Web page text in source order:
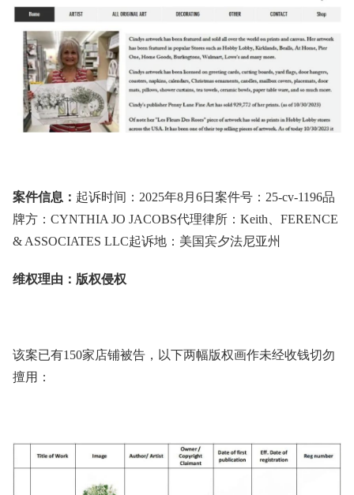
案件信息： 起诉时间：2025年8月 6日 案件号：25-cv-1196品
牌方：CYNTHIA JO JACOBS代理律所：Keith
FERENCE
& ASSOCIATES LLC起诉地：美国宾夕法尼亚州
维权理由：版权侵权
该案已有150家店铺被告，以下两幅版权画作未经收钱切勿
擅用：